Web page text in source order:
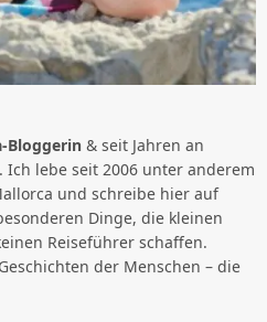
Bloggerin & seit Jahren an
Ich lebe seit 2006 unter anderem
und schreibe hier auf
Dinge, die kleinen
Reiseführer schaffen.
der Menschen – die